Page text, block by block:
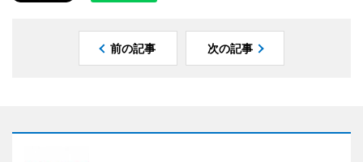
前の記事 次の記事